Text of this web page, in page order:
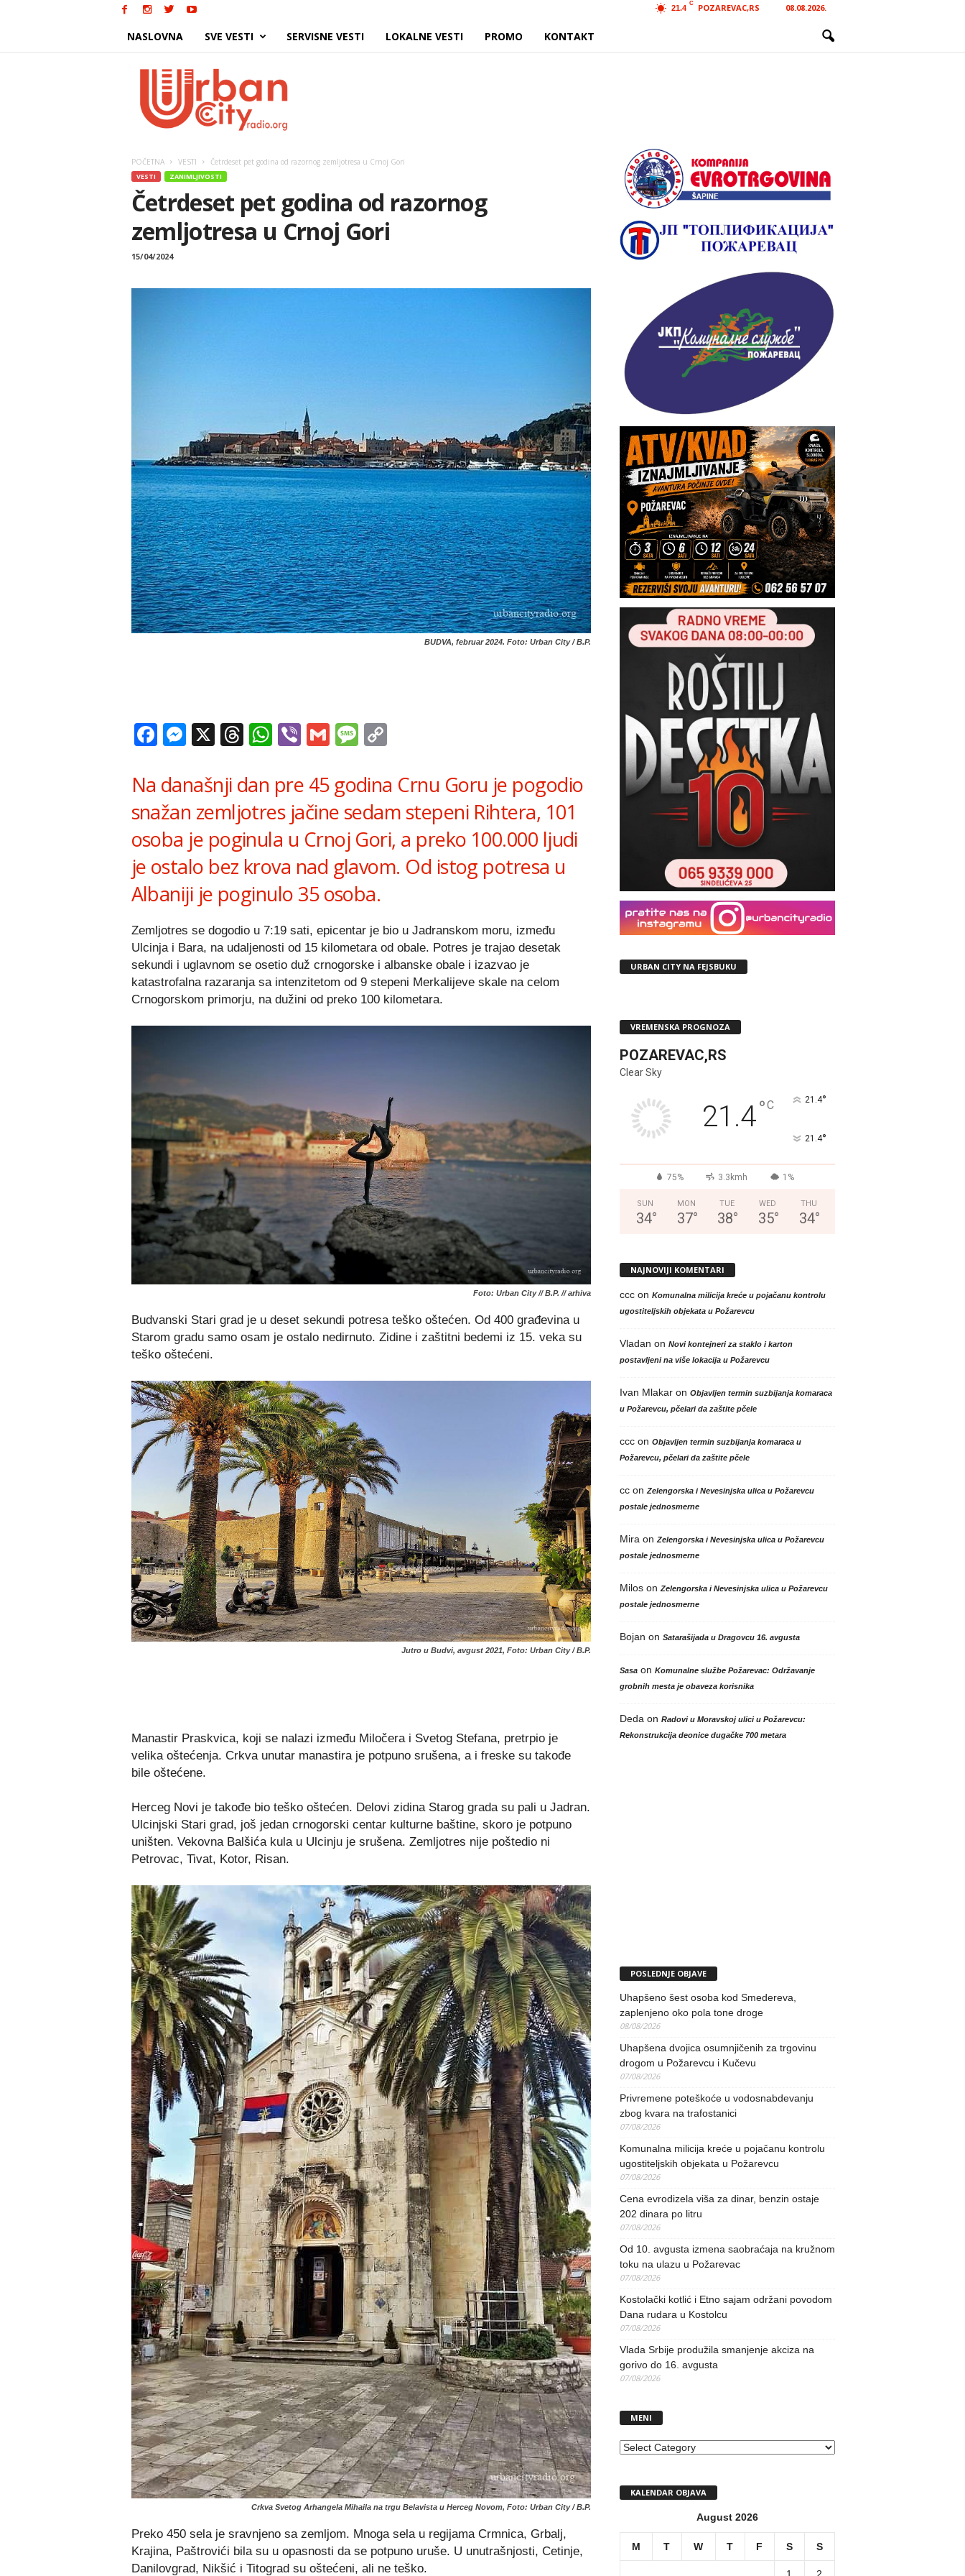
21.4
C POZAREVAC,RS 08.08.2026.
NASLOVNA SVE VESTI SERVISNE VESTI LOKALNE VESTI PROMO KONTAKT
POČETNA VESTI Četrdeset pet godina od razornog zemljotresa u Crnoj Gori
VESTI ZANIMLJIVOSTI
Četrdeset pet godina od razornog
zemljotresa u Crnoj Gori
15/04/2024
BUDVA, februar 2024. Foto: Urban City / B.P.
Facebook
Messenger
X Threads
WhatsApp
ViberGmailMessage
Na današnji dan pre 45 godina Crnu Goru je pogodio
snažan zemljotres jačine sedam stepeni Rihtera, 101
osoba je poginula u Crnoj Gori, a preko 100.000 ljudi
je ostalo bez krova nad glavom. Od istog potresa u
Albaniji je poginulo 35 osoba.
Zemljotres se dogodio u 7:19 sati, epicentar je bio u Jadranskom moru, između
Ulcinja i Bara, na udaljenosti od 15 kilometara od obale. Potres je trajao desetak
sekundi i uglavnom se osetio duž crnogorske i albanske obale i izazvao je
katastrofalna razaranja sa intenzitetom od 9 stepeni Merkalijeve skale na celom
Crnogorskom primorju, na dužini od preko 100 kilometara.
Foto: Urban City // B.P. // arhiva
Budvanski Stari grad je u deset sekundi potresa teško oštećen. Od 400 građevina u
Starom gradu samo osam je ostalo nedirnuto. Zidine i zaštitni bedemi iz 15. veka su
teško oštećeni.
Jutro u Budvi, avgust 2021, Foto: Urban City / B.P.
Manastir Praskvica, koji se nalazi između Miločera i Svetog Stefana, pretrpio je
velika oštećenja. Crkva unutar manastira je potpuno srušena, a i freske su takođe
bile oštećene.
Herceg Novi je takođe bio teško oštećen. Delovi zidina Starog grada su pali u Jadran.
Ulcinjski Stari grad, još jedan crnogorski centar kulturne baštine, skoro je potpuno
uništen. Vekovna Balšića kula u Ulcinju je srušena. Zemljotres nije poštedio ni
Petrovac, Tivat, Kotor, Risan.
Crkva Svetog Arhangela Mihaila na trgu Belavista u Herceg Novom, Foto: Urban City / B.P.
Preko 450 sela je sravnjeno sa zemljom. Mnoga sela u regijama Crmnica, Grbalj,
Krajina, Paštrovići bila su u opasnosti da se potpuno uruše. U unutrašnjosti, Cetinje,
Danilovgrad, Nikšić i Titograd su oštećeni, ali ne teško.
URBAN CITY NA FEJSBUKU
VREMENSKA PROGNOZA
POZAREVAC,RS
Clear Sky
21.4°C 21.4°
21.4°
75% 3.3kmh 1%
SUN
34°
MON
37°
TUE
38°
WED
35°
THU
34°
NAJNOVIJI KOMENTARI
cccon Komunalna milicija kreće u pojačanu kontrolu
ugostiteljskih objekata u Požarevcu
Vladan on Novi kontejneri za staklo i karton
postavljeni na više lokacija u Požarevcu
Ivan Mlakaron Objavljen termin suzbijanja komaraca
u Požarevcu, pčelari da zaštite pčele
cccon Objavljen termin suzbijanja komaraca u
Požarevcu, pčelari da zaštite pčele
ccon Zelengorska i Nevesinjska ulica u Požarevcu
postale jednosmerne
Mira on Zelengorska i Nevesinjska ulica u Požarevcu
postale jednosmerne
Miloson Zelengorska i Nevesinjska ulica u Požarevcu
postale jednosmerne
Bojan on Satarašijada u Dragovcu 16. avgusta
Sasaon Komunalne službe Požarevac: Održavanje
grobnih mesta je obaveza korisnika
Deda on Radovi u Moravskoj ulici u Požarevcu:
Rekonstrukcija deonice dugačke 700 metara
POSLEDNJE OBJAVE
Uhapšeno šest osoba kod Smedereva,
zaplenjeno oko pola tone droge
08/08/2026
Uhapšena dvojica osumnjičenih za trgovinu
drogom u Požarevcu i Kučevu
07/08/2026
Privremene poteškoće u vodosnabdevanju
zbog kvara na trafostanici
07/08/2026
Komunalna milicija kreće u pojačanu kontrolu
ugostiteljskih objekata u Požarevcu
07/08/2026
Cena evrodizela viša za dinar, benzin ostaje
202 dinara po litru
07/08/2026
Od 10. avgusta izmena saobraćaja na kružnom
toku na ulazu u Požarevac
07/08/2026
Kostolački kotlić i Etno sajam održani povodom
Dana rudara u Kostolcu
07/08/2026
Vlada Srbije produžila smanjenje akciza na
gorivo do 16. avgusta
07/08/2026
MENI
MENI
KALENDAR OBJAVA
August 2026
M T W T F S S
1 2